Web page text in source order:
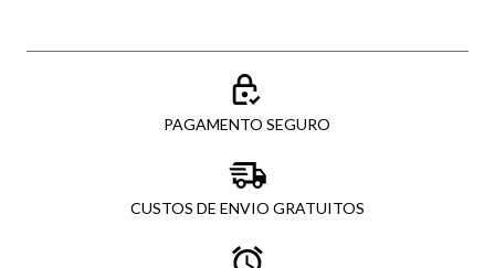
PAGAMENTO SEGURO
CUSTOS DE ENVIO GRATUITOS